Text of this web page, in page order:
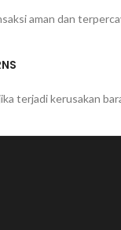
aman dan
terjadi kerusakan